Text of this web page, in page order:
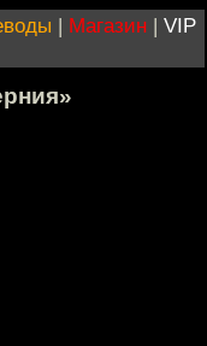
| Магазин | VIP